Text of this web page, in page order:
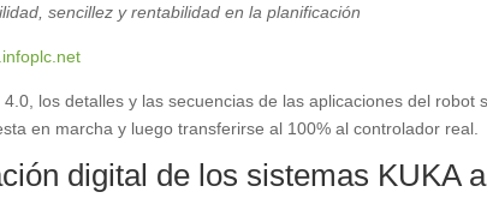
sencillez y rentabilidad en la planificación
4.0, los detalles y las secuencias de las aplicaciones del
en marcha y luego transferirse al 100% al controlador real.
digital de los sistemas KUKA